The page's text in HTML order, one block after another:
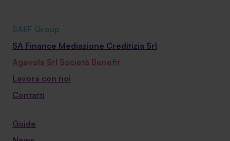
SAEF Group
SA Finance Mediazione Creditizia Srl
Agevola Srl Società Benefit
Lavora con noi
Contatti
Guide